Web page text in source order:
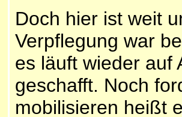
Doch hier ist weit
Verpflegung war
es läuft wieder auf
geschafft. Noch
mobilisieren heißt